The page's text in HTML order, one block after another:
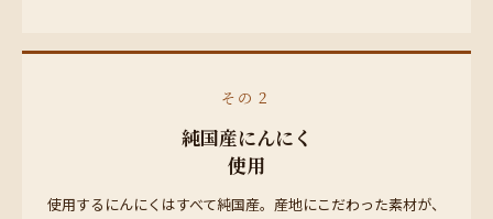
その２
純国産にんにく
使用
使用するにんにくはすべて純国産。産地にこだわった素材が、